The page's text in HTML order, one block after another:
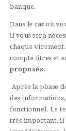
banque.
Dans le cas où
il vous sera
chaque
compte titres et
proposés.
Après la phase
des
fonctionnel. Le
très important, il